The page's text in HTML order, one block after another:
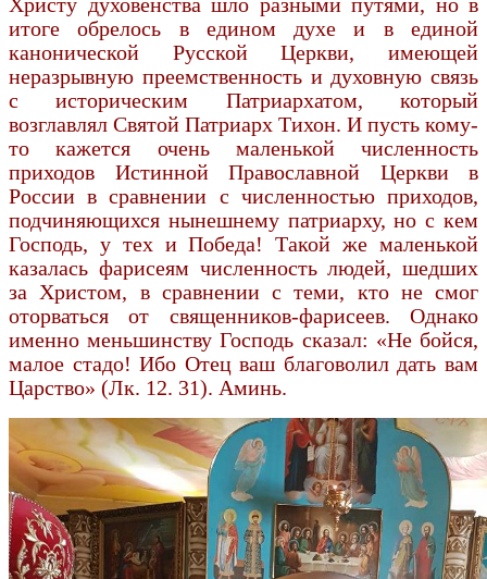
итоге обрелось в едином духе и в единой
канонической Русской Церкви, имеющей
неразрывную преемственность и духовную связь
с историческим Патриархатом, который
возглавлял Святой Патриарх Тихон. И пусть кому-
то кажется очень маленькой численность
приходов Истинной Православной Церкви в
России в сравнении с численностью приходов,
подчиняющихся нынешнему патриарху, но с кем
Господь, у тех и Победа! Такой же маленькой
казалась фарисеям численность людей, шедших
за Христом, в сравнении с теми, кто не смог
оторваться от священников-фарисеев. Однако
именно меньшинству Господь сказал: «Не бойся,
малое стадо! Ибо Отец ваш благоволил дать вам
Царство» (Лк. 12. 31). Аминь.